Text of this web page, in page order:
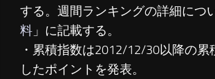
する。週間ランキングの詳細につ
料 」に記載する。
・累積指数は2012/12/30以降の
したポイントを発表。